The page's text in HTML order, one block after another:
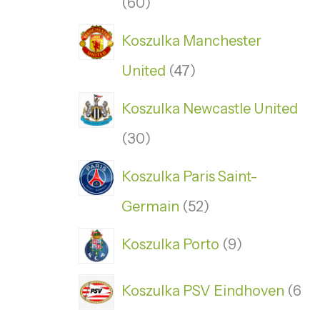
Koszulka Manchester
United 47
Koszulka Newcastle United
30
Koszulka Paris Saint-
Germain 52
Koszulka Porto 9
Koszulka PSV Eindhoven 6